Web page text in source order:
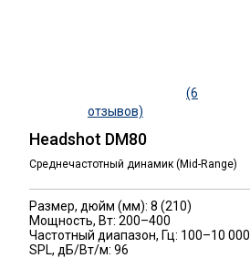
(6
отзывов)
Headshot DM80
Среднечастотный динамик (Mid-Range)
Размер, дюйм (мм): 8 (210)
Мощность, Вт: 200–400
Частотный диапазон, Гц: 100–10 000
SPL, дБ/Вт/м: 96